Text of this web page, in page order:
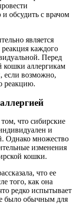
обсудить с врачом
является
каждого
Перед
кошки аллергикам
если возможно,
реакцию.
что сибирские
и
Однако множество
изменения
кошки.
что ее
того, как она
редко испытывает
было обычным для